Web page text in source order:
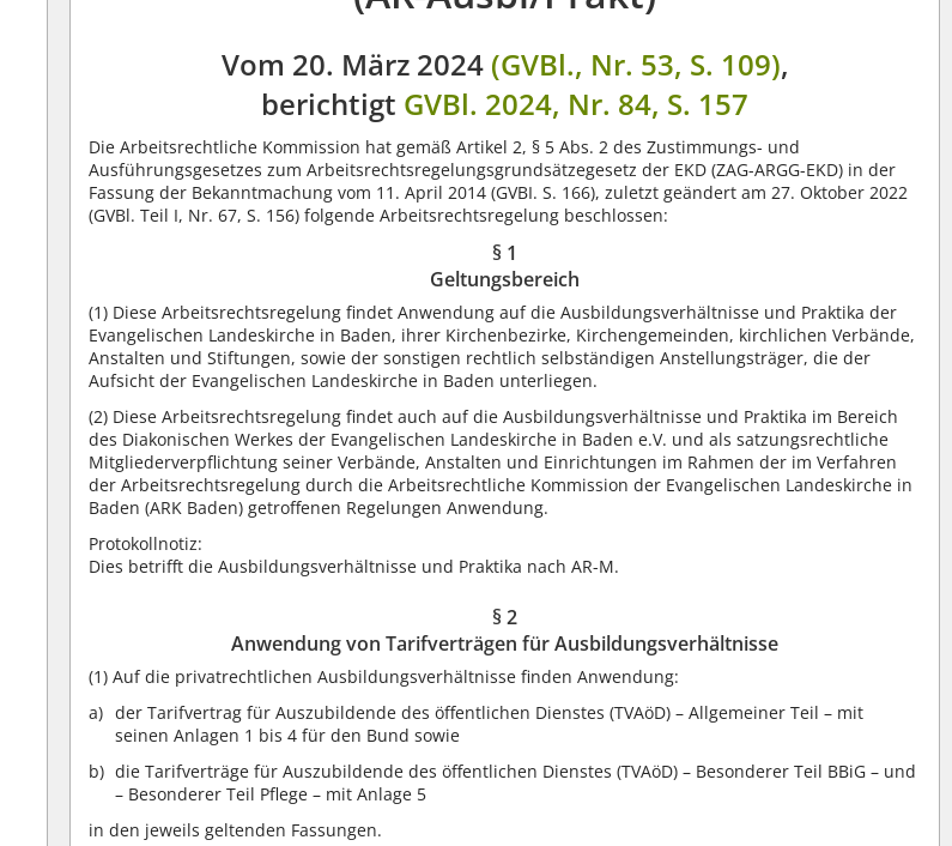
Vom 20. März 2024 (GVBl., Nr. 53, S. 109),
berichtigt GVBl. 2024, Nr. 84, S. 157
Die Arbeitsrechtliche Kommission hat gemäß Artikel 2, § 5 Abs. 2 des Zustimmungs- und
Ausführungsgesetzes zum Arbeitsrechtsregelungsgrundsätzegesetz der EKD (ZAG-ARGG-EKD) in der
Fassung der Bekanntmachung vom 11. April 2014 (GVBI. S. 166), zuletzt geändert am 27. Oktober 2022
(GVBl. Teil I, Nr. 67, S. 156) folgende Arbeitsrechtsregelung beschlossen:
§ 1
Geltungsbereich
(1) Diese Arbeitsrechtsregelung findet Anwendung auf die Ausbildungsverhältnisse und Praktika der
Evangelischen Landeskirche in Baden, ihrer Kirchenbezirke, Kirchengemeinden, kirchlichen Verbände,
Anstalten und Stiftungen, sowie der sonstigen rechtlich selbständigen Anstellungsträger, die der
Aufsicht der Evangelischen Landeskirche in Baden unterliegen.
(2) Diese Arbeitsrechtsregelung findet auch auf die Ausbildungsverhältnisse und Praktika im Bereich
des Diakonischen Werkes der Evangelischen Landeskirche in Baden e.V. und als satzungsrechtliche
Mitgliederverpflichtung seiner Verbände, Anstalten und Einrichtungen im Rahmen der im Verfahren
der Arbeitsrechtsregelung durch die Arbeitsrechtliche Kommission der Evangelischen Landeskirche in
Baden (ARK Baden) getroffenen Regelungen Anwendung.
Protokollnotiz:
Dies betrifft die Ausbildungsverhältnisse und Praktika nach AR-M.
§ 2
Anwendung von Tarifverträgen für Ausbildungsverhältnisse
(1) Auf die privatrechtlichen Ausbildungsverhältnisse finden Anwendung:
der Tarifvertrag für Auszubildende des öffentlichen Dienstes (TVAöD) – Allgemeiner Teil – mit
seinen Anlagen 1 bis 4 für den Bund sowie
die Tarifverträge für Auszubildende des öffentlichen Dienstes (TVAöD) – Besonderer Teil BBiG – und
– Besonderer Teil Pflege – mit Anlage 5
in den jeweils geltenden Fassungen.